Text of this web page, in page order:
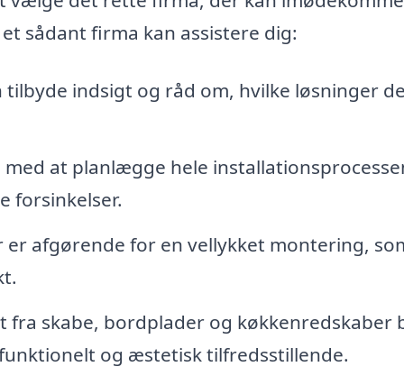
sådant firma kan assistere dig:
indsigt og råd om, hvilke løsninger
at planlægge hele
forsinkelser.
afgørende for en vellykket montering,
fra skabe, bordplader og køkkenredskaber
og æstetisk tilfredsstillende.